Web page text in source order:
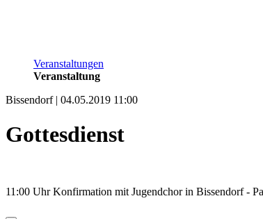
Veranstaltungen
Veranstaltung
Bissendorf | 04.05.2019 11:00
Gottesdienst
11:00 Uhr Konfirmation mit Jugendchor in Bissendorf -